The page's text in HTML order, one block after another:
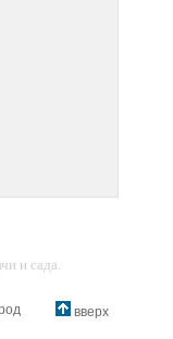
и сада.
вверх